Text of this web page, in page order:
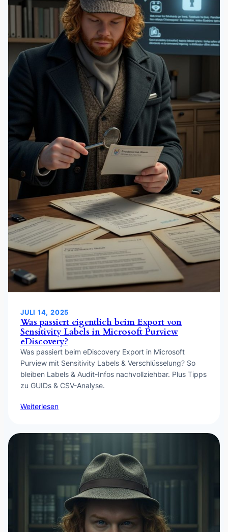
JULI 14, 2025
Was passiert eigentlich beim Export von
Sensitivity Labels in Microsoft Purview
eDiscovery?
Was passiert beim eDiscovery Export in Microsoft
Purview mit Sensitivity Labels & Verschlüsselung? So
bleiben Labels & Audit-Infos nachvollziehbar. Plus Tipps
zu GUIDs & CSV-Analyse.
Weiterlesen